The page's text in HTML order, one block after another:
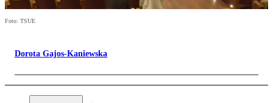
Foto: TSUE
Dorota Gajos-Kaniewska